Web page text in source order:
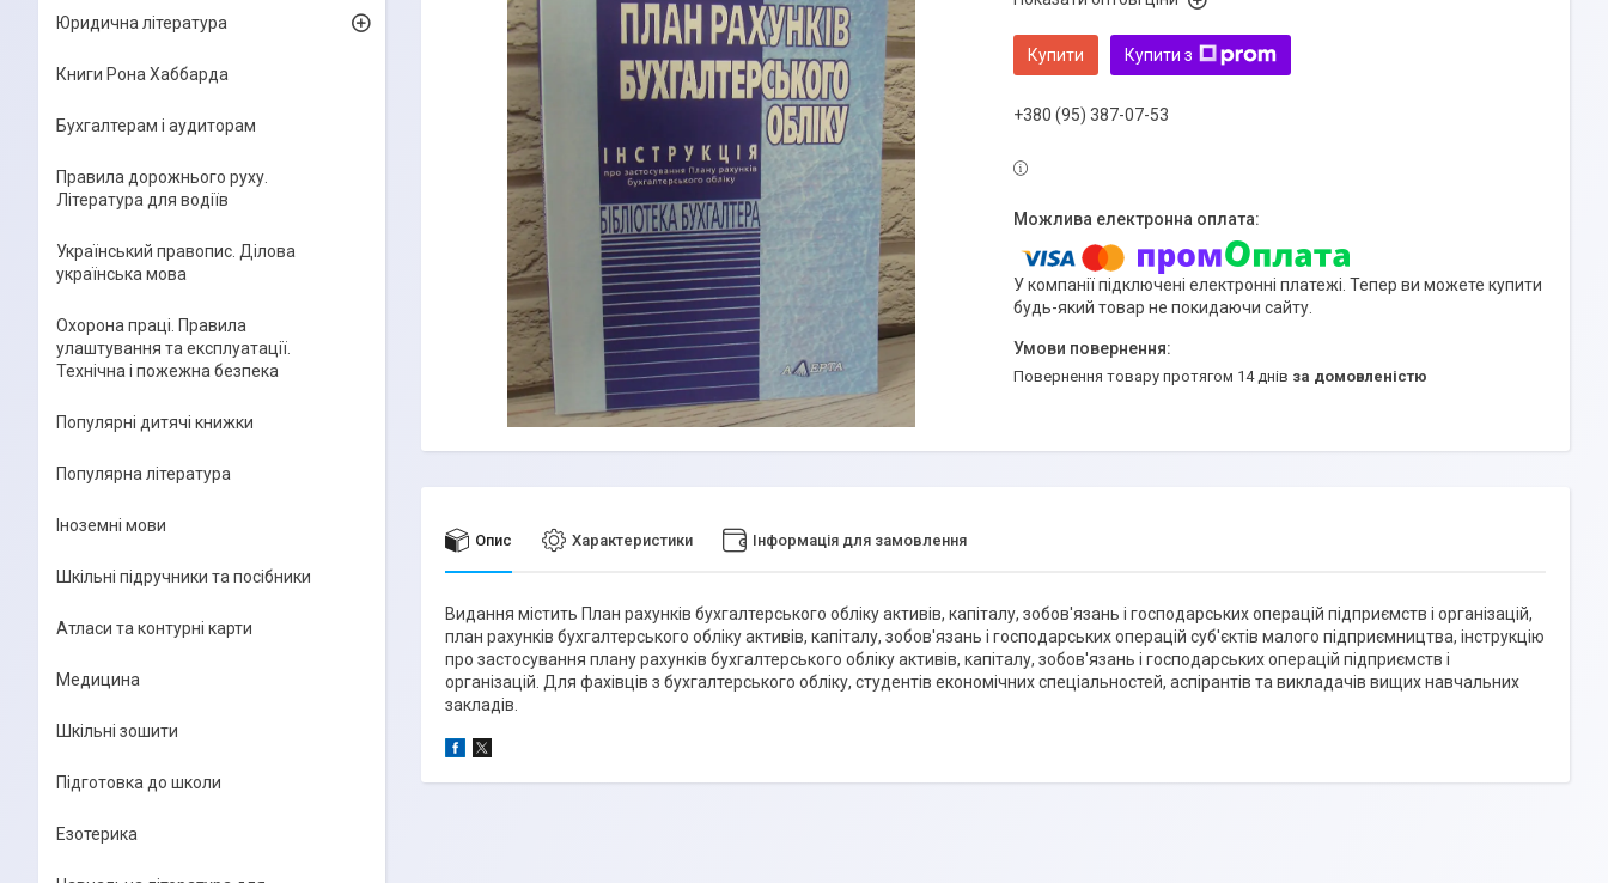
Купити Купити з
+380 (95) 387-07-53
У компанії підключені електронні платежі. Тепер ви можете купити
будь-який товар не покидаючи сайту.
повернення товару протягом 14 днів за домовленістю
Опис Характеристики Інформація для замовлення
Видання містить План рахунків бухгалтерського обліку активів, капіталу, зобов'язань і господарських операцій підприємств і організацій,
план рахунків бухгалтерського обліку активів, капіталу, зобов'язань і господарських операцій суб'єктів малого підприємництва, інструкцію
про застосування плану рахунків бухгалтерського обліку активів, капіталу, зобов'язань і господарських операцій підприємств і
організацій. Для фахівців з бухгалтерського обліку, студентів економічних спеціальностей, аспірантів та викладачів вищих навчальних
закладів.
Юридична література
Книги Рона Хаббарда
Бухгалтерам і аудиторам
Правила дорожнього руху.
Література для водіїв
Український правопис. Ділова
українська мова
Охорона праці. Правила
улаштування та експлуатації.
Технічна і пожежна безпека
Популярні дитячі книжки
Популярна література
Іноземні мови
Шкільні підручники та посібники
Атласи та контурні карти
Медицина
Шкільні зошити
Підготовка до школи
Езотерика